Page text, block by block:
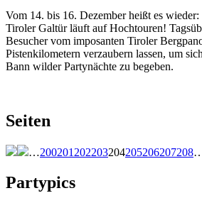
Vom 14. bis 16. Dezember heißt es
Tiroler Galtür läuft auf Hochtouren!
Besucher vom imposanten Tiroler
Pistenkilometern verzaubern lassen, um
Bann wilder Partynächte zu begeben.
Seiten
…200201 202203204205206207208
Partypics